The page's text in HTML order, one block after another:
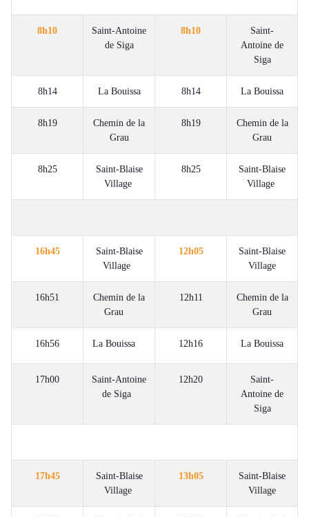
8h10
Saint-Antoine
de Siga
8h10
Saint-
Antoine de
Siga
8h14 La Bouissa 8h14 La Bouissa
8h19
Chemin de la
Grau
8h19
Chemin de la
Grau
8h25
Saint-Blaise
Village
8h25
Saint-Blaise
Village
16h45
Saint-Blaise
Village
12h05
Saint-Blaise
Village
16h51
Chemin de la
Grau
12h11
Chemin de la
Grau
16h56 La Bouissa 12h16 La Bouissa
17h00
Saint-Antoine
de Siga
12h20
Saint-
Antoine de
Siga
17h45
Saint-Blaise
Village
13h05
Saint-Blaise
Village